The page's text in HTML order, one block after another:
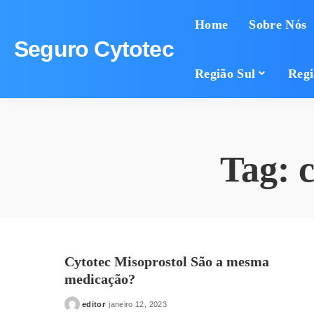
Seguro Cytotec
Home Sobre Nós
Região Sul
Tag:
Cytotec Misoprostol São a mesma
medicação?
Posted
editor janeiro 12, 2023